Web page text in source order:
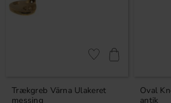
Trækgreb Värna Ulakeret
messing
Gem som favorit
Oval
antik